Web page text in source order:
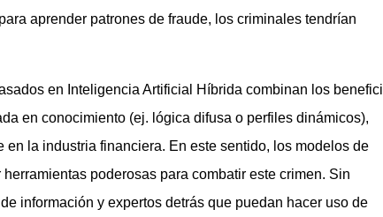
aprender patrones de fraude, los criminales tendrían
en Inteligencia Artificial Híbrida combinan los
en conocimiento (ej. lógica difusa o perfiles dinámicos),
la industria financiera. En este sentido, los modelos de
poderosas para combatir este crimen. Sin
información y expertos detrás que puedan hacer uso de